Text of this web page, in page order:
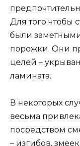
Для того чтобы
были
порожки. Они
целей –
ламината.
В некоторых
весьма
посредством
– изгибов,